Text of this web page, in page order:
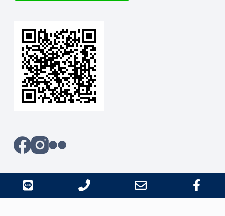
版權 ©2026 - 小山攝影本舖 all right reserved